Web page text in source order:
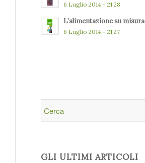
6 Luglio 2014 - 21:28
L’alimentazione su misura
6 Luglio 2014 - 21:27
GLI ULTIMI ARTICOLI